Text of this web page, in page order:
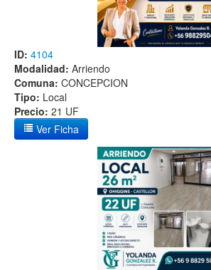
ID: 4104
Modalidad: Arriendo
Comuna: CONCEPCION
Tipo: Local
Precio: 21 UF
Ver Ficha